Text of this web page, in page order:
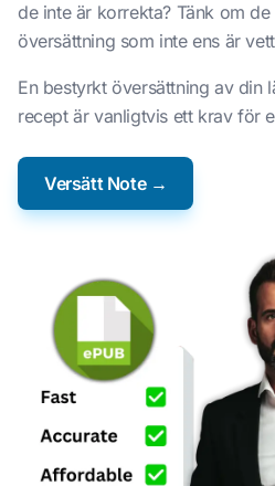
de inte är korrekta? Tänk om
översättning som inte ens är
En bestyrkt översättning av din
recept är vanligtvis ett krav för
Versätt Note →